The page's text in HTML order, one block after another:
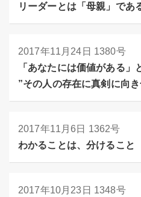
リーダーとは「母親」であ
2017年11月24日 1380号
「あなたには価値がある」
”その人の存在に真剣に向
2017年11月6日 1362号
わかることは、分けること
2017年10月23日 1348号